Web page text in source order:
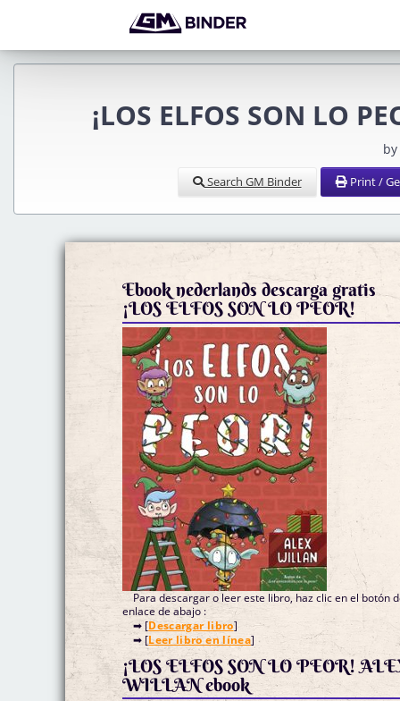
¡LOS ELFOS SON LO
Search GM Binder Print /
Ebook nederlands descarga gratis
¡LOS ELFOS SON LO PEOR!
Para descargar o leer este libro, haz clic en el botón
enlace de abajo :
➡ [Descargar libro]
➡ [Leer libro en línea]
¡LOS ELFOS SON LO PEOR!
WILLAN ebook